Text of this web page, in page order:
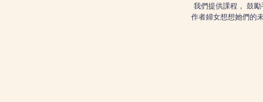
我們提供課程， 鼓勵
作者婦女想想她們的